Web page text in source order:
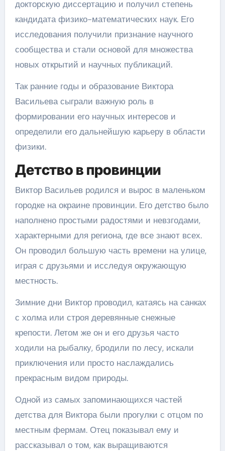
докторскую диссертацию и получил степень
кандидата физико-математических наук. Его
исследования получили признание научного
сообщества и стали основой для множества
новых открытий и научных публикаций.
Так ранние годы и образование Виктора
Васильева сыграли важную роль в
формировании его научных интересов и
определили его дальнейшую карьеру в области
физики.
Детство в провинции
Виктор Васильев родился и вырос в маленьком
городке на окраине провинции. Его детство было
наполнено простыми радостями и невзгодами,
характерными для региона, где все знают всех.
Он проводил большую часть времени на улице,
играя с друзьями и исследуя окружающую
местность.
Зимние дни Виктор проводил, катаясь на санках
с холма или строя деревянные снежные
крепости. Летом же он и его друзья часто
ходили на рыбалку, бродили по лесу, искали
приключения или просто наслаждались
прекрасным видом природы.
Одной из самых запоминающихся частей
детства для Виктора были прогулки с отцом по
местным фермам. Отец показывал ему и
рассказывал о том, как выращиваются